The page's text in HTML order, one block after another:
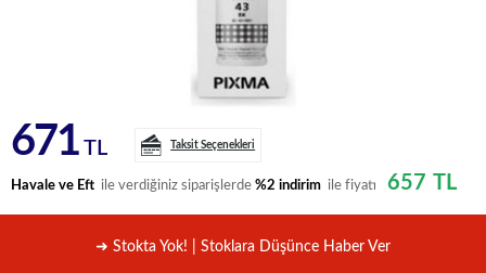
671 TL Taksit Seçenekleri
Havale ve Eft ile verdiğiniz siparişlerde %2 indirim ile fiyatı 657 TL
➜ Stokta Yok! | Stoklara Düşünce Haber Ver